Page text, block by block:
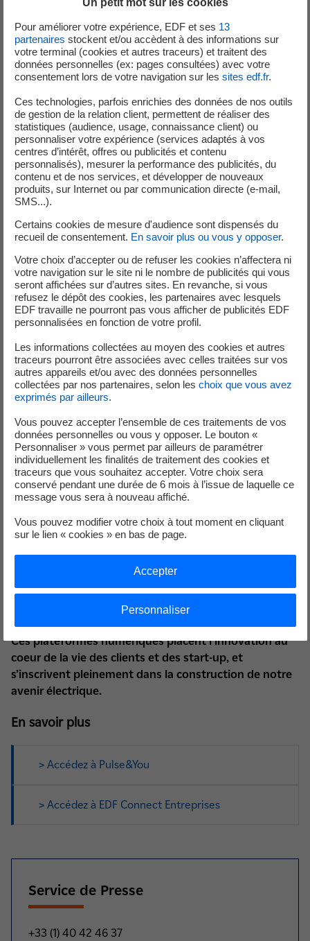
Le portailEDF Connect Entreprisesest un outil innovant
développé par EDF pour mettre en relation des start-up
spécifique ; et des chefs d’entreprises ou professionnels
désireux de nouveaux services adaptés à leurs besoins :
réduire leurs coûts, gagner du temps avec des outils
simples et intuitifs, ou encore tester des produits
innovants… Pour les start-up, ce portail donne accès à une
communauté d’utilisateurs et de clients disposés à utiliser
de nouveaux services.
Des idées sont d’abord postées sur le portail par des
clients. Les start-up proposent ensuite des outils créés
spécifiquement (comme des applications mobiles)
pour répondre aux idées et besoins exprimés.
Co-innover pour un avenir électrique
Pour EDF, ces démarches de co-création et de co-
innovation numériques entre les internautes, les clients,
et des start-up incarnent la dynamique de progrès portée
par le Groupe, dans le monde de l’énergie. EDF donne ainsi
aux internautes l’occasion de se projeter dans le monde
construisant et testant en avant-première des produits
démarche est une opportunité d’autant plus intéressante,
qui leur offre un vivier d’internautes prêts à tester leurs
prototypes et applications.
Ces plateformes numériques placent l’innovation au
coeur de la vie des clients et des start-up, et
s’inscrivent pleinement dans la construction de notre
avenir électrique.
En savoir plus
> Accédez à Pulse&You
> Accédez à EDF Connect Entreprises
Service de Presse
+33 (1) 40 42 46 37
Pour améliorer votre expérience, EDF et ses 13
partenaires stockent et/ou accèdent à des informations sur
votre terminal (cookies et autres traceurs) et traitent des
données personnelles (ex: pages consultées) avec votre
consentement lors de votre navigation sur les sites edf.fr.
Ces technologies, parfois enrichies des données de nos outils
de gestion de la relation client, permettent de réaliser des
statistiques (audience, usage, connaissance client) ou
personnaliser votre expérience (services adaptés à vos
centres d’intérêt, offres ou publicités et contenu
personnalisés), mesurer la performance des publicités, du
contenu et de nos services, et développer de nouveaux
produits, sur Internet ou par communication directe (e-mail,
SMS...).
Certains cookies de mesure d'audience sont dispensés du
recueil de consentement. En savoir plus ou vous y opposer.
Votre choix d’accepter ou de refuser les cookies n’affectera ni
votre navigation sur le site ni le nombre de publicités qui vous
seront affichées sur d’autres sites. En revanche, si vous
refusez le dépôt des cookies, les partenaires avec lesquels
EDF travaille ne pourront pas vous afficher de publicités EDF
personnalisées en fonction de votre profil.
Les informations collectées au moyen des cookies et autres
traceurs pourront être associées avec celles traitées sur vos
autres appareils et/ou avec des données personnelles
collectées par nos partenaires, selon les choix que vous avez
exprimés par ailleurs.
Vous pouvez accepter l’ensemble de ces traitements de vos
données personnelles ou vous y opposer. Le bouton «
Personnaliser » vous permet par ailleurs de paramétrer
individuellement les finalités de traitement des cookies et
traceurs que vous souhaitez accepter. Votre choix sera
conservé pendant une durée de 6 mois à l’issue de laquelle ce
message vous sera à nouveau affiché.
Vous pouvez modifier votre choix à tout moment en cliquant
sur le lien « cookies » en bas de page.
Personnaliser
Accepter